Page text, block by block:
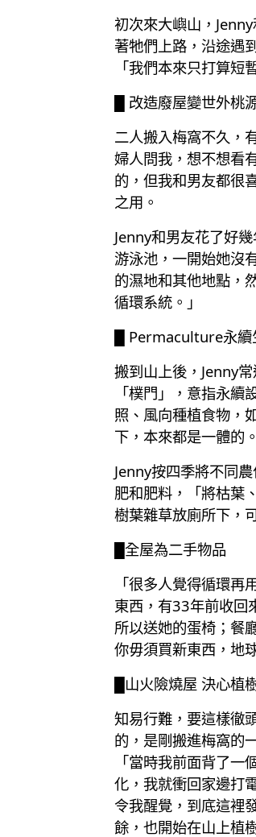
初次來大嶼山，
著牠們上路，沿途遇
「我們本來只打算
█ 改造廢屋變世外桃
二人搬入梅窩不久，
婦人問我，想不想看
的，但我和男友都很
之用。
Jenny和男友花了好
游泳池，一開始她沒
的濕地和其他地點，
循環系統。」
█ Permaculture永續
搬到山上後，Jenny
「樸門」，意指永
照、風向種植食物，
下，本來都是一體的。
Jenny按四季將不同
肥和肥料，「將枯葉
樹葉雜草放廁所下，
█全屋為二手物品
「很多人覺得循環
東西，有33年前收回
所以送她的蛋椅；餐
你毋須買新東西，地
█山火險燒屋 決心植
知易行難，要這樣徹
的，是剛搬進梅窩的
「當時我前面背了
化，我就衝回家邊打
令我醒覺，到底這裡
餘，也開始在山上植